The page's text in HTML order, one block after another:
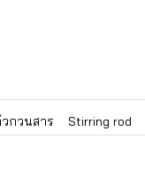
กวนสาร Stirring rod